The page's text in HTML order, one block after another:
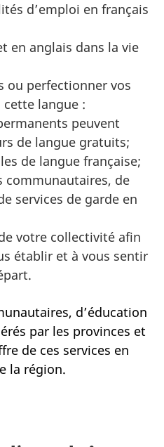
d’emploi en français
en anglais dans la vie
ou perfectionner vos
cette langue :
peuvent
de langue gratuits;
de langue française;
communautaires, de
services de garde en
votre collectivité afin
établir et à vous sentir
d’éducation
par les provinces et
de ces services en
la région.